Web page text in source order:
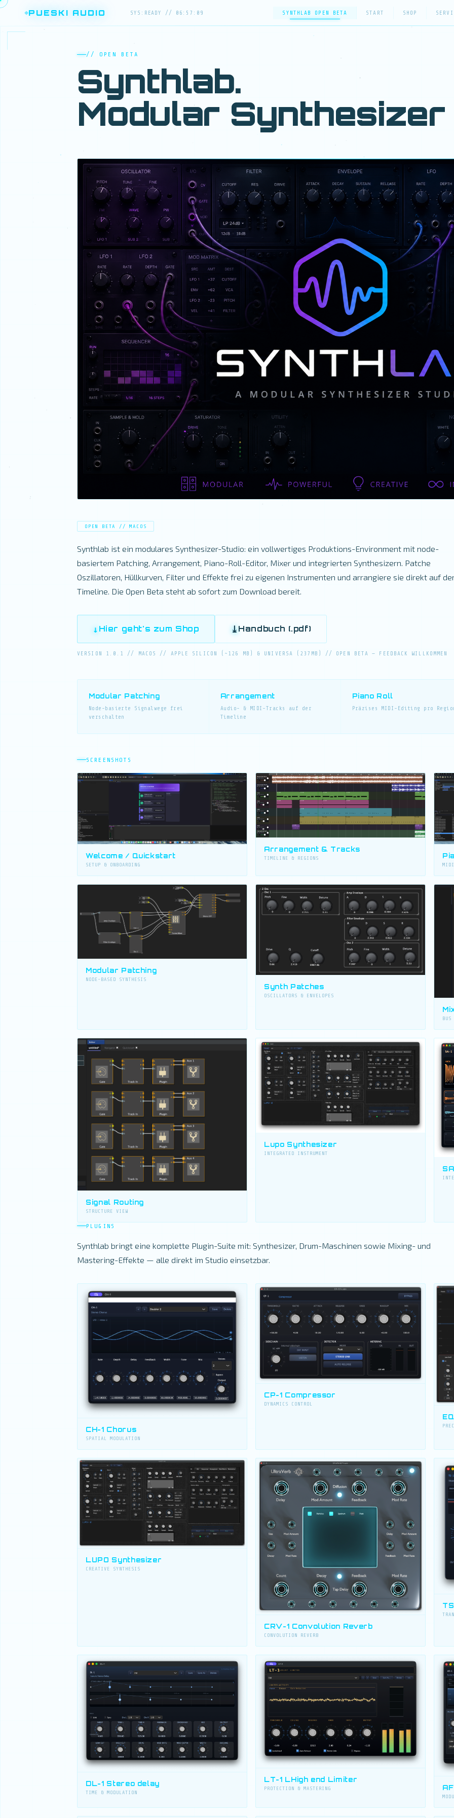
PUESKI AUDIO SYS:READY // 06:57:11 SYNTHLAB OPEN BETA START SHOP
// OPEN BETA
Synthlab.
Modular Synthesizer
OPEN BETA // MACOS
Synthlab ist ein modulares Synthesizer-Studio: ein vollwertiges Produktions-Environment mit node-
basiertem Patching, Arrangement, Piano-Roll-Editor, Mixer und integrierten Synthesizern. Patche
Oszillatoren, Hüllkurven, Filter und Effekte frei zu eigenen Instrumenten und arrangiere sie direkt auf
Timeline. Die Open Beta steht ab sofort zum Download bereit.
Hier geht's zum Shop Handbuch (.pdf)
VERSION 1.0.1 // MACOS // APPLE SILICON (~126 MB) & UNIVERSA (237MB) // OPEN BETA — FEEDBACK WILLKOMMEN
Modular Patching
Node-basierte Signalwege frei
verschalten
Arrangement
Audio- & MIDI-Tracks auf der
Timeline
Piano Roll
Präzises MIDI-Editing pro
SCREENSHOTS
Welcome / Quickstart
SETUP & ONBOARDING
Arrangement & Tracks
TIMELINE & REGIONS
Modular Patching
NODE-BASED SYNTHESIS
Synth Patches
OSCILLATORS & ENVELOPES
BUS
Signal Routing
STRUCTURE VIEW
Lupo Synthesizer
INTEGRATED INSTRUMENT
PLUGINS
Synthlab bringt eine komplette Plugin-Suite mit: Synthesizer, Drum-Maschinen sowie Mixing- und
Mastering-Effekte — alle direkt im Studio einsetzbar.
CH-1 Chorus
SPATIAL MODULATION
CP-1 Compressor
DYNAMICS CONTROL
LUPO Synthesizer
CREATIVE SYNTHESIS
CRV-1 Convolution Reverb
CONVOLUTION REVERB
DL-1 Stereo delay
TIME & MODULATION
LT-1 LHigh end Limiter
PROTECTION & MASTERING